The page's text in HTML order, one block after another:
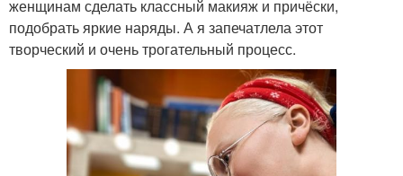
женщинам сделать классный макияж и причёски,
подобрать яркие наряды. А я запечатлела этот
творческий и очень трогательный процесс.